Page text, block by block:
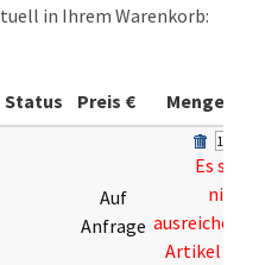
in Ihrem Warenkorb:
Status Preis € Menge
Auf
Anfrage
Es sind
nicht
ausreichend
Artikel auf